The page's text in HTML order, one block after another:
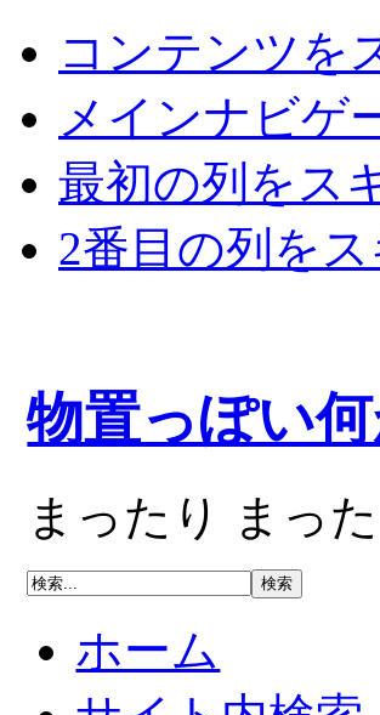
コンテンツを
メインナビゲ
最初の列をス
2番目の列を
物置っぽい
まったり まった
ホーム